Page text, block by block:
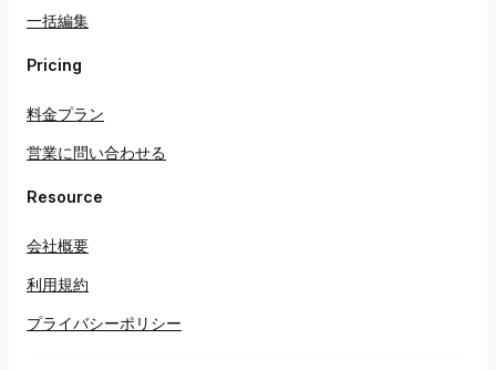
一括編集
Pricing
料金プラン
営業に問い合わせる
Resource
会社概要
利用規約
プライバシーポリシー